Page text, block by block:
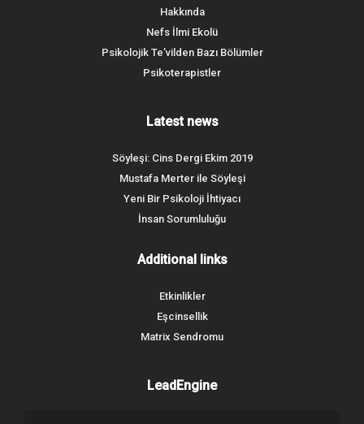
Hakkında
Nefs İlmi Ekolü
Psikolojik Te’vilden Bazı Bölümler
Psikoterapistler
Latest news
Söyleşi: Cins Dergi Ekim 2019
Mustafa Merter ile Söyleşi
Yeni Bir Psikoloji İhtiyacı
İnsan Sorumluluğu
Additional links
Etkinlikler
Eşcinsellik
Matrix Sendromu
LeadEngine